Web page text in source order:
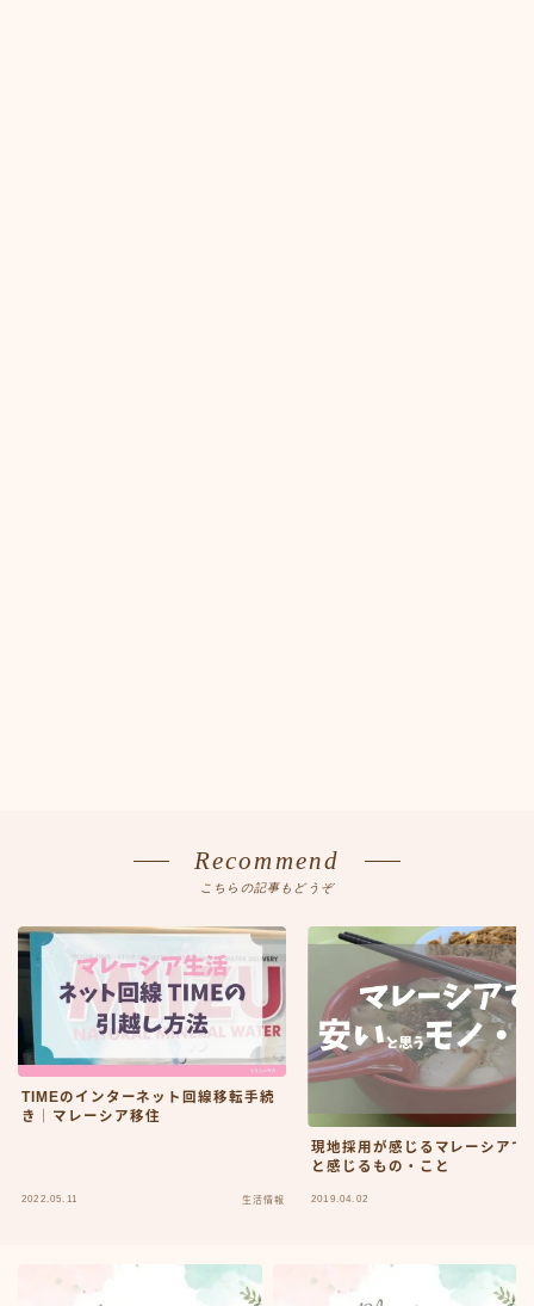
Follow Me
Recommend
こちらの記事もどうぞ
TIMEのインターネット回線移転手続
き｜マレーシア移住
2022.05.11 生活情報
現地採用が感じるマレーシアで
と感じるもの・こと
2019.04.02